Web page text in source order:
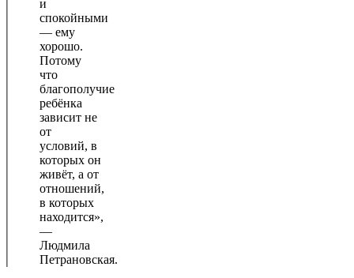
и
спокойными
— ему
хорошо.
Потому
что
благополучие
ребёнка
зависит не
от
условий, в
которых он
живёт, а от
отношений,
в которых
находится»,
—
Людмила
Петрановская.